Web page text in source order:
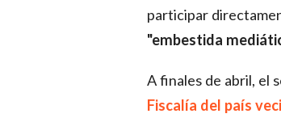
participar
"embestida
A finales de abril, el
Fiscalía del país